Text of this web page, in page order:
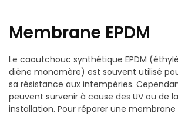
Membrane EPDM
Le caoutchouc synthétique EPDM
diène monomère) est souvent utilisé
sa résistance aux intempéries.
peuvent survenir à cause des UV ou de
installation. Pour réparer une membrane